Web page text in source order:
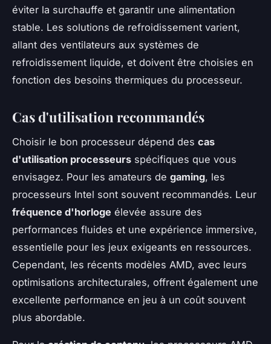
éviter la surchauffe et garantir une alimentation
stable. Les solutions de refroidissement varient,
allant des ventilateurs aux systèmes de
refroidissement liquide, et doivent être choisies en
fonction des besoins thermiques du processeur.
Cas d'utilisation recommandés
Choisir le bon processeur dépend des cas
d'utilisation processeurs spécifiques que vous
envisagez. Pour les amateurs de gaming, les
processeurs Intel sont souvent recommandés. Leur
fréquence d'horloge élevée assure des
performances fluides et une expérience immersive,
essentielle pour les jeux exigeants en ressources.
Cependant, les récents modèles AMD, avec leurs
optimisations architecturales, offrent également une
excellente performance en jeu à un coût souvent
plus abordable.